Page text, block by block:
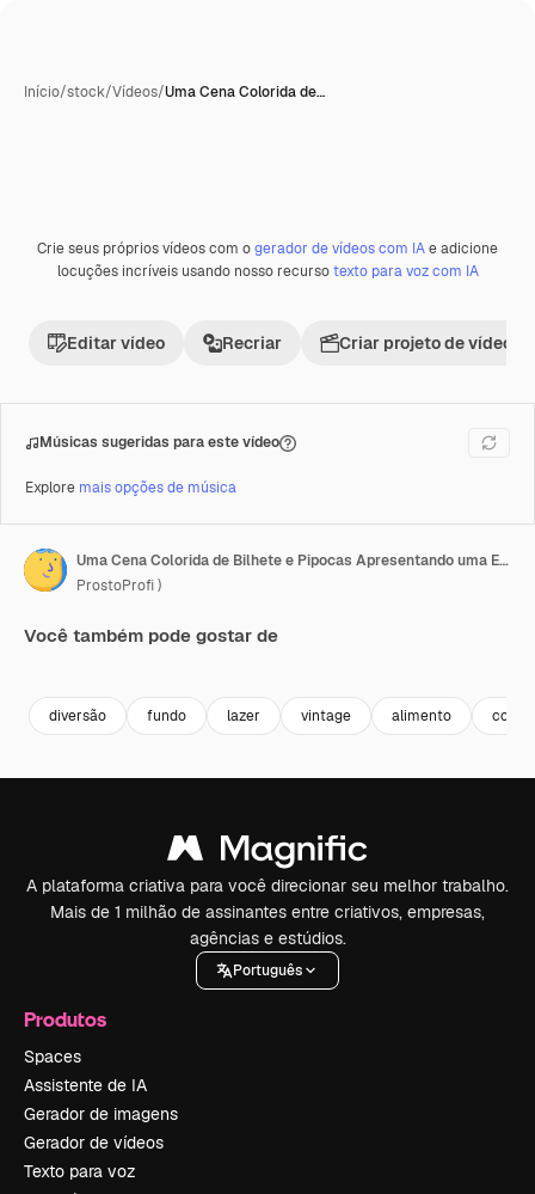
Início/stock/Vídeos/Uma Cena Colorida de…
PremiumGerada com IA
Crie seus próprios vídeos com ogerador de vídeos com IAe adicione
locuções incríveis usando nosso recursotexto para voz com IA
Editar vídeo Recriar Criar projeto de vídeo
Músicas sugeridas para este vídeo
Explore mais opções de música
Uma Cena Colorida de Bilhete e Pipocas Apresentando uma Experiência Clássica de Cinema com Cores Vibrantes e um Arranjo Lúdico de Snacks e Passe de Admissão
ProstoProfi )
Você também pode gostar de
diversão fundo lazer vintage alimento
A plataforma criativa para você direcionar seu melhor trabalho.
Mais de 1 milhão de assinantes entre criativos, empresas,
agências e estúdios.
Português
Produtos
Spaces
Assistente de IA
Gerador de imagens
Gerador de vídeos
Texto para voz